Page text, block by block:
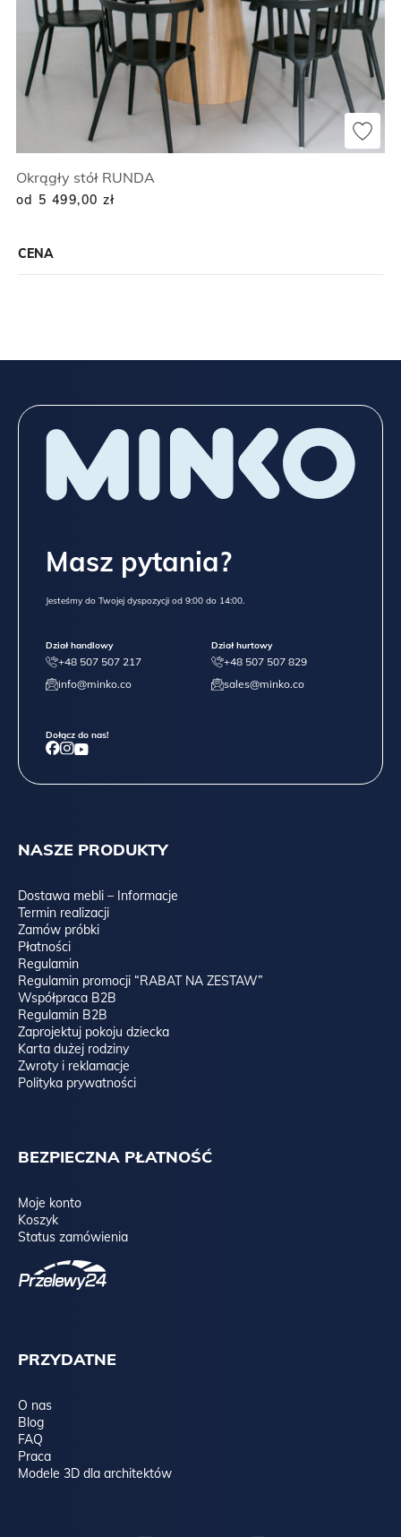
CENA
Okrągły stół RUNDA
od 5 499,00 zł
NASZE PRODUKTY
Dostawa mebli – Informacje
Termin realizacji
Zamów próbki
Płatności
Regulamin
Regulamin promocji “RABAT NA ZESTAW”
Współpraca B2B
Regulamin B2B
Zaprojektuj pokoju dziecka
Karta dużej rodziny
Zwroty i reklamacje
Polityka prywatności
BEZPIECZNA PŁATNOŚĆ
Moje konto
Koszyk
Status zamówienia
PRZYDATNE
O nas
Blog
FAQ
Praca
Modele 3D dla architektów
Masz pytania?
Jesteśmy do Twojej dyspozycji od 9:00 do 14:00.
Dział handlowy
+48 507 507 217
info@minko.co
Dział hurtowy
+48 507 507 829
sales@minko.co
Dołącz do nas!